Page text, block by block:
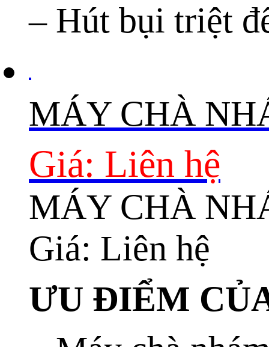
– Hút bụi triệt
MÁY CHÀ
Giá: Liên hệ
MÁY CHÀ
Giá: Liên hệ
ƯU ĐIỂM